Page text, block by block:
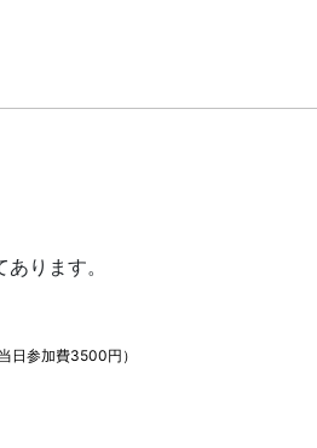
ります。
当日参加費3500円）